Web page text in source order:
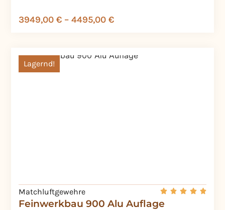
3949,00 € – 4495,00 €
Feinwerkbau 900 Alu Auflage
Lagernd!
Matchluftgewehre